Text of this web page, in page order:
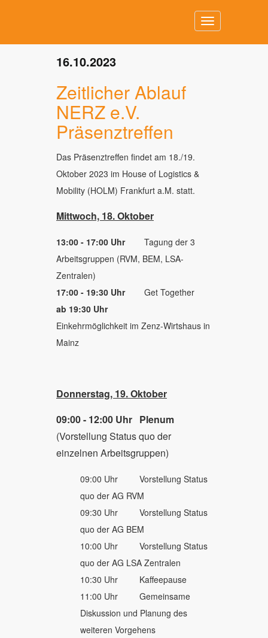
Toggle
navigation
16.10.2023
Zeitlicher Ablauf
NERZ e.V.
Präsenztreffen
Das Präsenztreffen findet am 18./19.
Oktober 2023 im House of Logistics &
Mobility (HOLM) Frankfurt a.M. statt.
Mittwoch, 18. Oktober
13:00 - 17:00 UhrTagung der 3
Arbeitsgruppen (RVM, BEM, LSA-
Zentralen)
17:00 - 19:30 Uhr
Get Together
ab 19:30 Uhr
Einkehrmöglichkeit im Zenz-Wirtshaus in
Mainz
Donnerstag, 19. Oktober
09:00 - 12:00 Uhr Plenum
(Vorstellung Status quo der
einzelnen Arbeitsgruppen)
09:00 Uhr Vorstellung Status
quo der AG RVM
09:30 Uhr Vorstellung Status
quo der AG BEM
10:00 Uhr Vorstellung Status
quo der AG LSA Zentralen
10:30 Uhr Kaffeepause
11:00 Uhr Gemeinsame
Diskussion und Planung des
weiteren Vorgehens